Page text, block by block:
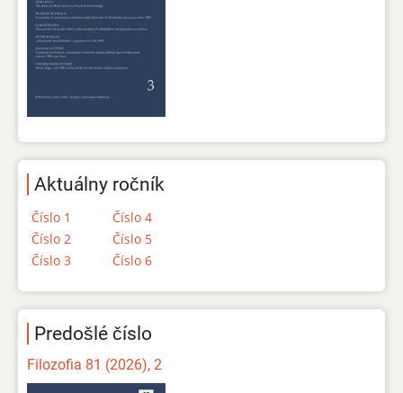
Aktuálny ročník
Číslo 1
Číslo 2
Číslo 3
Číslo 4
Číslo 5
Číslo 6
Predošlé číslo
Filozofia 81 (2026), 2